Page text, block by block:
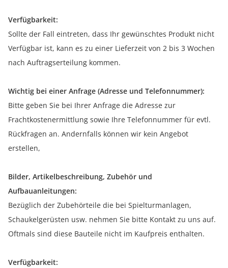
Verfügbarkeit:
Sollte der Fall eintreten, dass Ihr gewünschtes Produkt nicht
Verfügbar ist, kann es zu einer Lieferzeit von 2 bis 3 Wochen
nach Auftragserteilung kommen.
Wichtig bei einer Anfrage (Adresse und Telefonnummer):
Bitte geben Sie bei Ihrer Anfrage die Adresse zur
Frachtkostenermittlung sowie Ihre Telefonnummer für evtl.
Rückfragen an. Andernfalls können wir kein Angebot
erstellen,
Bilder, Artikelbeschreibung, Zubehör und
Aufbauanleitungen:
Bezüglich der Zubehörteile die bei Spielturmanlagen,
Schaukelgerüsten usw. nehmen Sie bitte Kontakt zu uns auf.
Oftmals sind diese Bauteile nicht im Kaufpreis enthalten.
Verfügbarkeit: